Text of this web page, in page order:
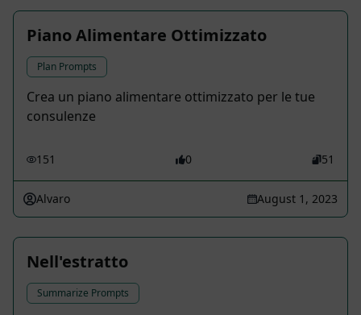
Piano Alimentare Ottimizzato
Plan Prompts
Crea un piano alimentare ottimizzato per le tue
consulenze
151 0 51
Alvaro August 1, 2023
Nell'estratto
Summarize Prompts